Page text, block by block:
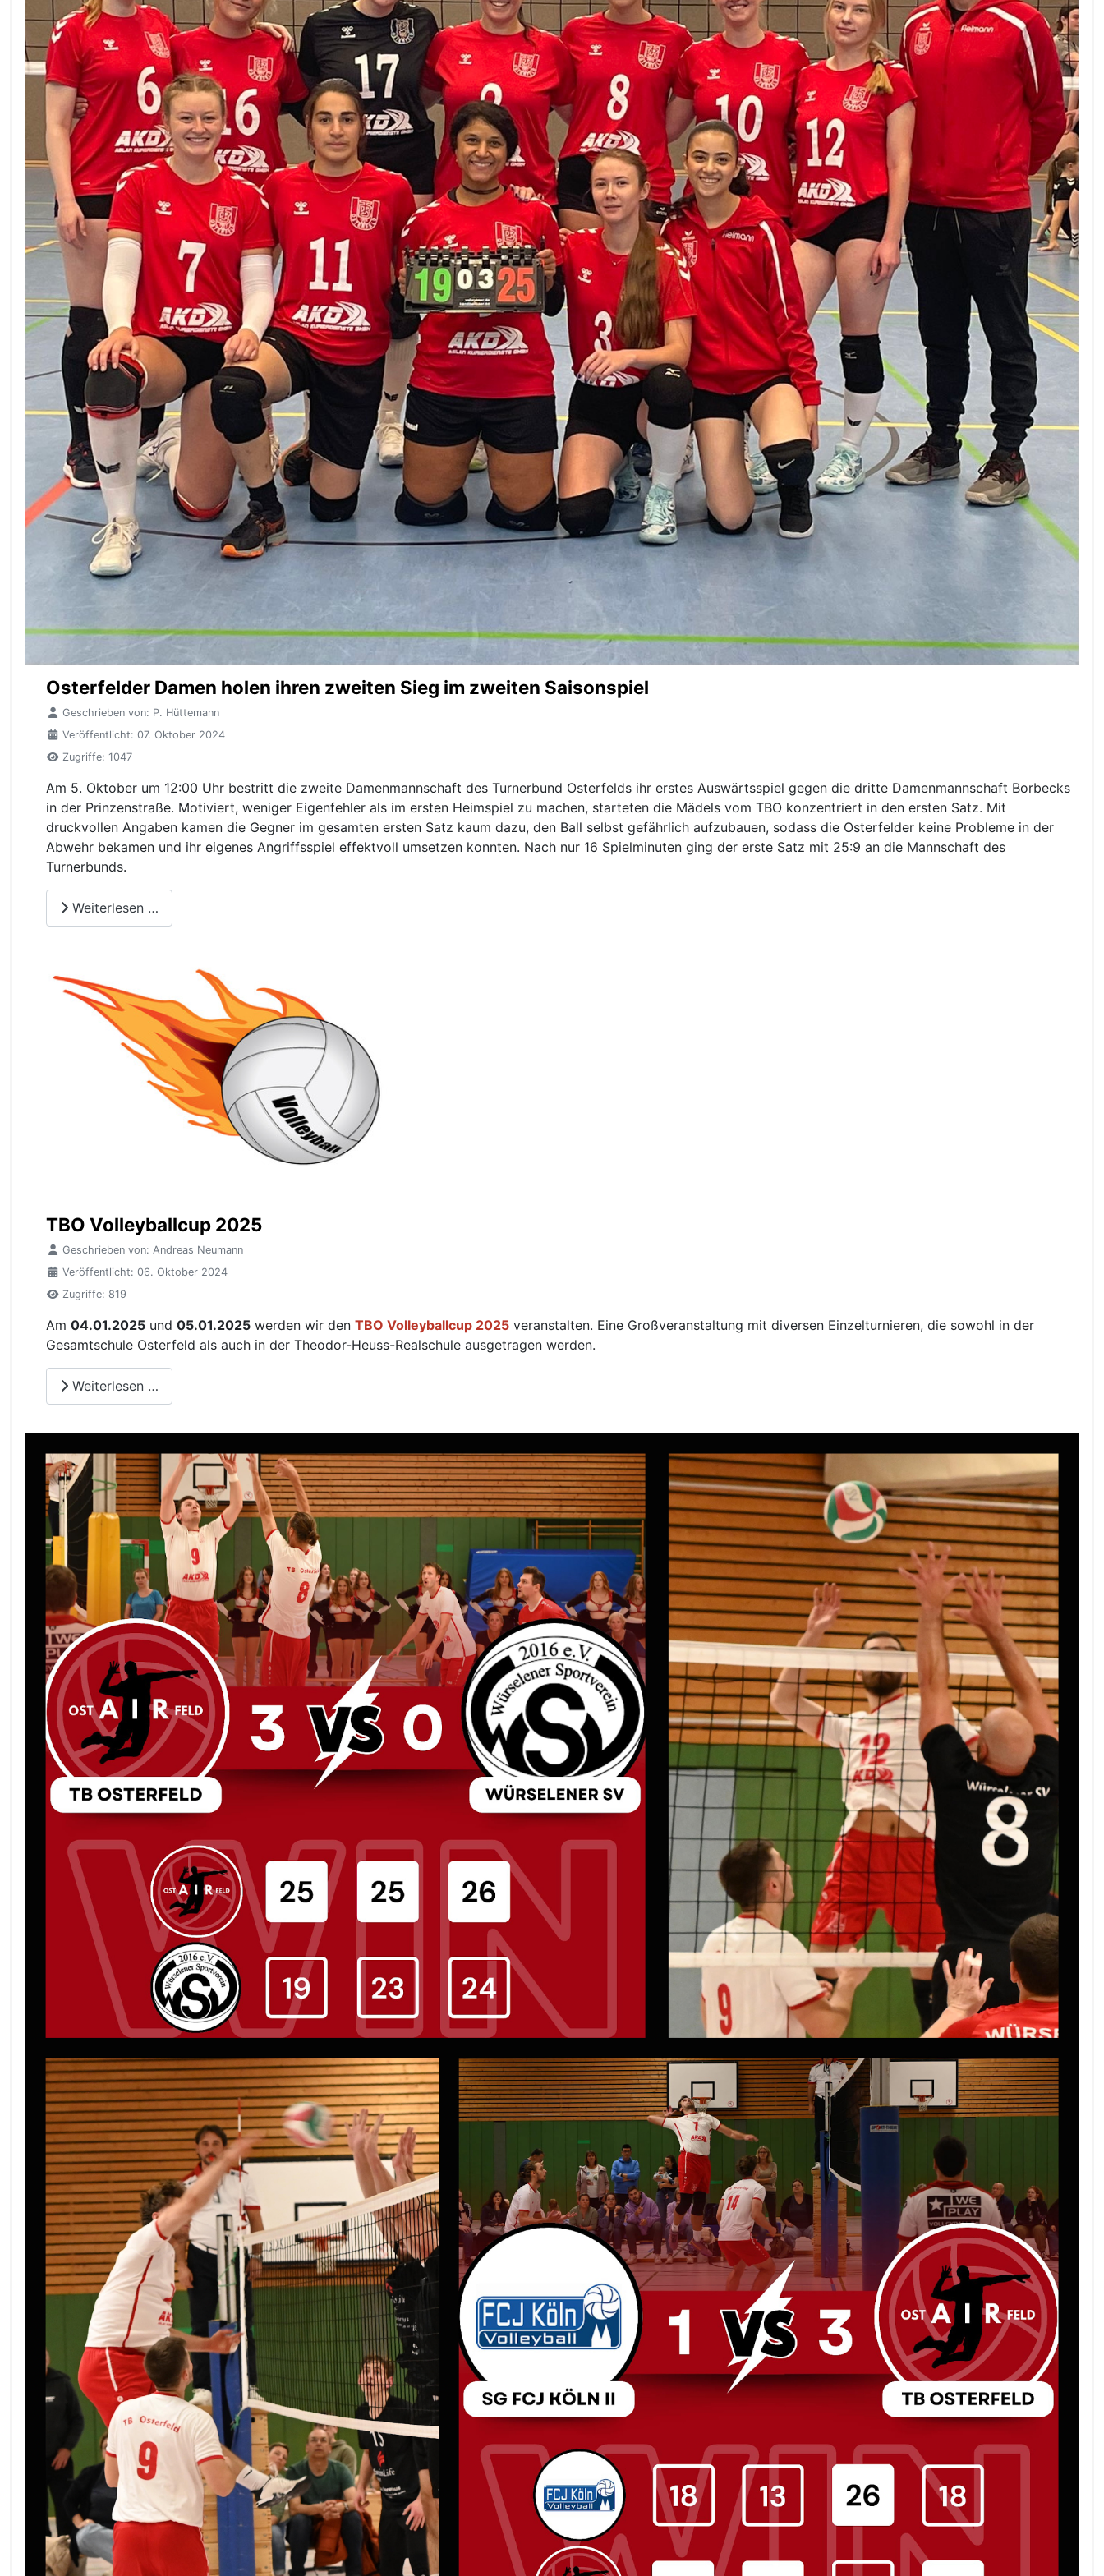
Osterfelder Damen holen ihren zweiten Sieg im zweiten Saisonspiel
Geschrieben von: P. Hüttemann
Veröffentlicht: 07. Oktober 2024
Zugriffe: 1047
Am 5. Oktober um 12:00 Uhr bestritt die zweite Damenmannschaft des Turnerbund Osterfelds ihr erstes Auswärtsspiel gegen die dritte Damenmannschaft Borbecks
in der Prinzenstraße. Motiviert, weniger Eigenfehler als im ersten Heimspiel zu machen, starteten die Mädels vom TBO konzentriert in den ersten Satz. Mit
druckvollen Angaben kamen die Gegner im gesamten ersten Satz kaum dazu, den Ball selbst gefährlich aufzubauen, sodass die Osterfelder keine Probleme in der
Abwehr bekamen und ihr eigenes Angriffsspiel effektvoll umsetzen konnten. Nach nur 16 Spielminuten ging der erste Satz mit 25:9 an die Mannschaft des
Turnerbunds.
Weiterlesen …
TBO Volleyballcup 2025
Geschrieben von: Andreas Neumann
Veröffentlicht: 06. Oktober 2024
Zugriffe: 819
Am 04.01.2025 und 05.01.2025 werden wir den TBO Volleyballcup 2025 veranstalten. Eine Großveranstaltung mit diversen Einzelturnieren, die sowohl in der
Gesamtschule Osterfeld als auch in der Theodor-Heuss-Realschule ausgetragen werden.
Weiterlesen …